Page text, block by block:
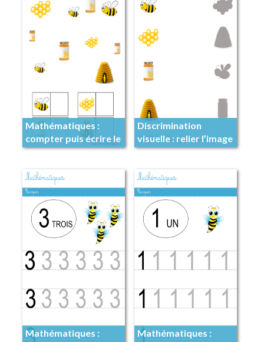
Mathématiques :
compter puis écrire le
nombre
Discrimination
visuelle : relier l’image
à son ombre
Mathématiques :
Mathématiques :